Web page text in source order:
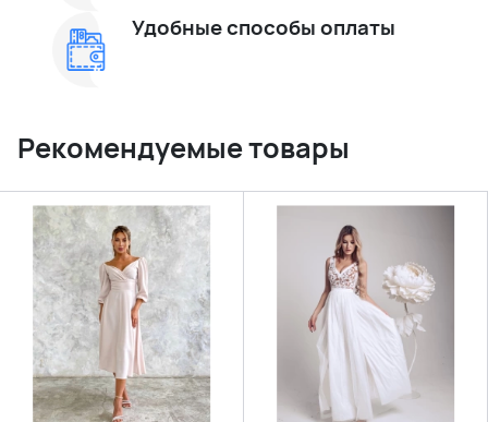
Удобные способы оплаты
Рекомендуемые товары